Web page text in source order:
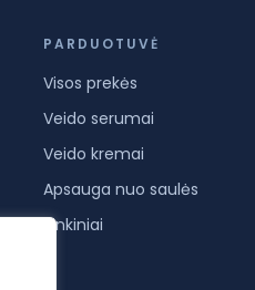
PARDUOTUVĖ
Visos prekės
Veido serumai
Veido kremai
Apsauga nuo saulės
Rinkiniai